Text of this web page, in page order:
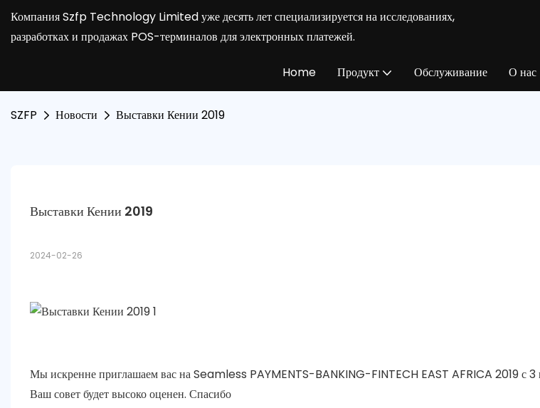
Компания Szfp Technology Limited уже десять лет специализируется на исследованиях,
разработках и продажах POS-терминалов для электронных платежей.
Home Продукт Обслуживание О нас
SZFP Новости Выставки Кении 2019
Выставки Кении 2019
2024-02-26
Мы искренне приглашаем вас на Seamless PAYMENTS-BANKING-FINTECH EAST AFRICA 2019 с 3
Ваш совет будет высоко оценен. Спасибо